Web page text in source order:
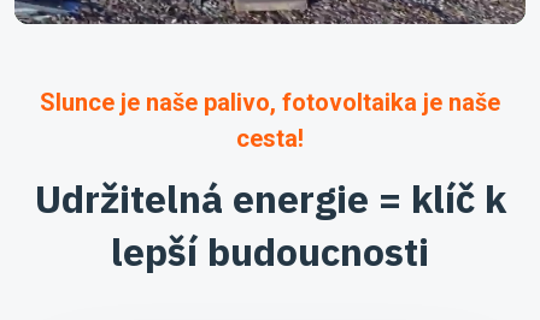
Slunce je naše palivo, fotovoltaika je naše
cesta!
Udržitelná energie = klíč k
lepší budoucnosti